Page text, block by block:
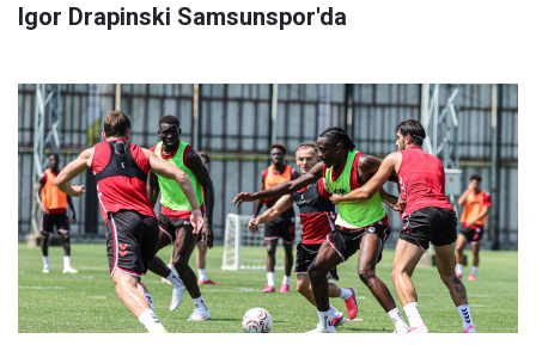
Igor Drapinski Samsunspor'da